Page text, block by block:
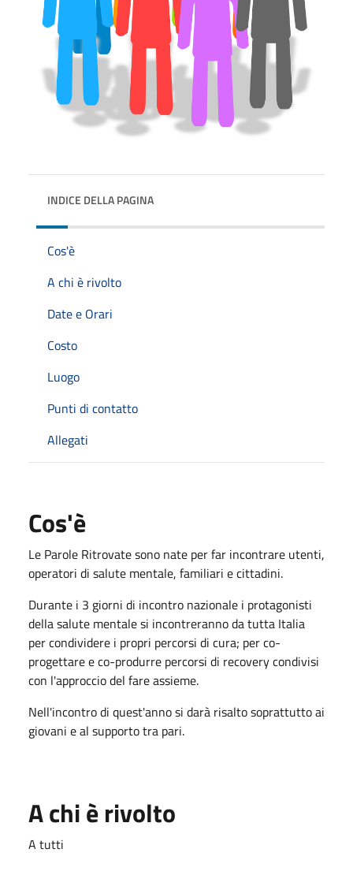
INDICE DELLA PAGINA
Cos'è
A chi è rivolto
Date e Orari
Costo
Luogo
Punti di contatto
Allegati
Cos'è
Le Parole Ritrovate sono nate per far incontrare utenti,
operatori di salute mentale, familiari e cittadini.
Durante i 3 giorni di incontro nazionale i protagonisti
della salute mentale si incontreranno da tutta Italia
per condividere i propri percorsi di cura; per co-
progettare e co-produrre percorsi di recovery condivisi
con l'approccio del fare assieme.
Nell'incontro di quest'anno si darà risalto soprattutto ai
giovani e al supporto tra pari.
A chi è rivolto
A tutti